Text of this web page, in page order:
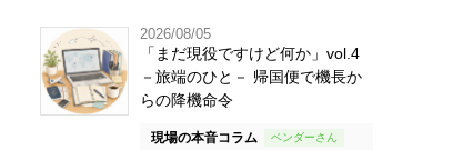
2026/08/05
「まだ現役ですけど何か」vol.4
－旅端のひと－ 帰国便で機長か
らの降機命令
現場の本音コラム